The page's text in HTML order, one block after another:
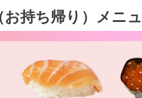
持ち帰り）メニュ